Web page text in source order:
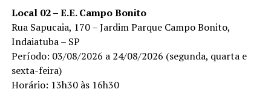
Local 02 – E.E. Campo Bonito
Rua Sapucaia, 170 – Jardim Parque Campo Bonito,
Indaiatuba – SP
Período: 03/08/2026 a 24/08/2026 (segunda, quarta e
sexta-feira)
Horário: 13h30 às 16h30